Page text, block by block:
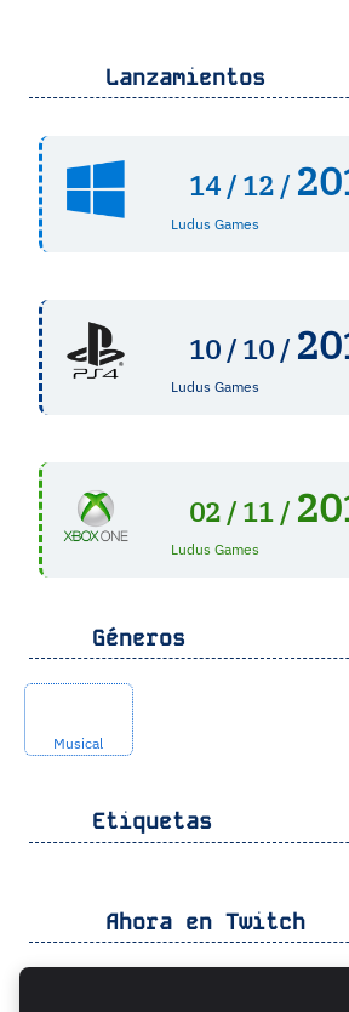
Lanzamientos
14 / 12 /
Ludus Games
10 / 10 /
Ludus Games
02 / 11 /
Ludus Games
Géneros
Musical
Etiquetas
Ahora en Twitch